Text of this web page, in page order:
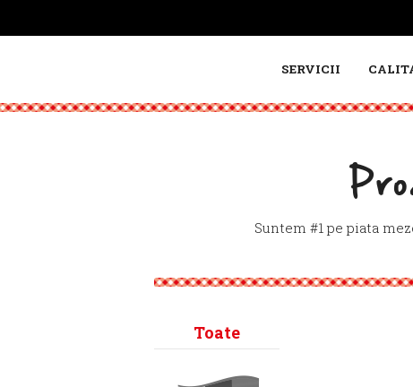
SERVICII
Suntem #1 pe piata
Toate